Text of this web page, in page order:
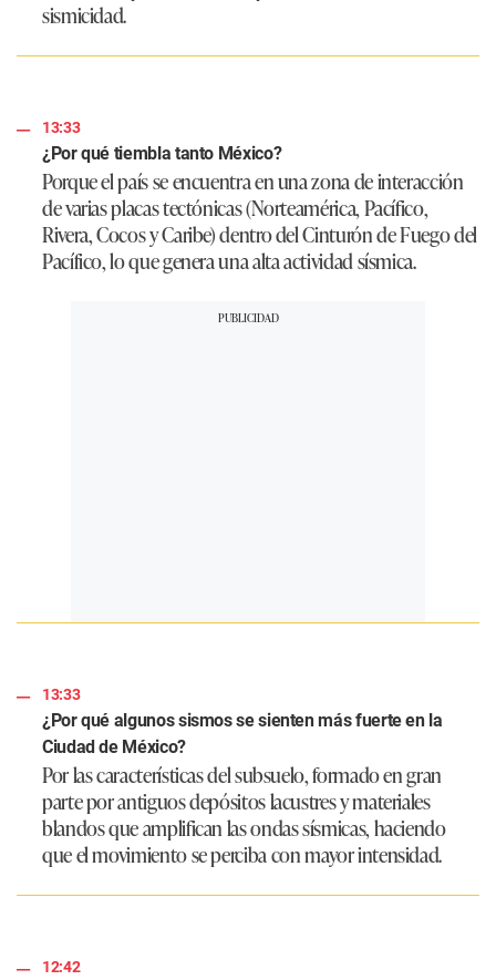
sismicidad.
13:33
¿Por qué tiembla tanto México?
Porque el país se encuentra en una zona de interacción
de varias placas tectónicas (Norteamérica, Pacífico,
Rivera, Cocos y Caribe) dentro del Cinturón de Fuego del
Pacífico, lo que genera una alta actividad sísmica.
13:33
¿Por qué algunos sismos se sienten más fuerte en la
Ciudad de México?
Por las características del subsuelo, formado en gran
parte por antiguos depósitos lacustres y materiales
blandos que amplifican las ondas sísmicas, haciendo
que el movimiento se perciba con mayor intensidad.
12:42